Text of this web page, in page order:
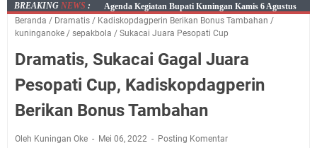
BREAKING NEWS :
Kamis 6 Agustus 2026 Mobil Samling Ada di Alun-alun
Luragung, Ini Persyaratan dan Besaran Biayanya
Agustus 2026 Ada di Empat Titik
Embun Pagi Kamis 6 Agustus 2026: Tidak Semua
Keterlambatan Berarti Kegagalan
Setiap Noda Ada Pembersihnya, Salat Bisa Menjadi
Beranda / Dramatis / Kadiskopdagperin Berikan Bonus Tambahan /
kuninganoke / sepakbola / Sukacai Juara Pesopati Cup
Dramatis, Sukacai Gagal Juara
Pesopati Cup, Kadiskopdagperin
Berikan Bonus Tambahan
Oleh Kuningan Oke Mei 06, 2022 Posting Komentar